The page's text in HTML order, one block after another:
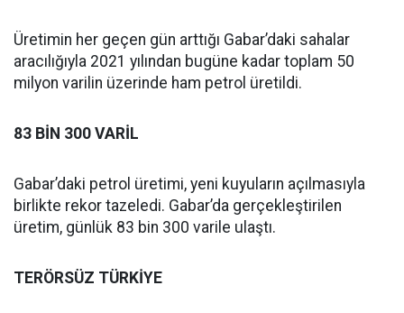
Üretimin her geçen gün arttığı Gabar’daki sahalar
aracılığıyla 2021 yılından bugüne kadar toplam 50
milyon varilin üzerinde ham petrol üretildi.
83 BİN 300 VARİL
Gabar’daki petrol üretimi, yeni kuyuların açılmasıyla
birlikte rekor tazeledi. Gabar’da gerçekleştirilen
üretim, günlük 83 bin 300 varile ulaştı.
TERÖRSÜZ TÜRKİYE